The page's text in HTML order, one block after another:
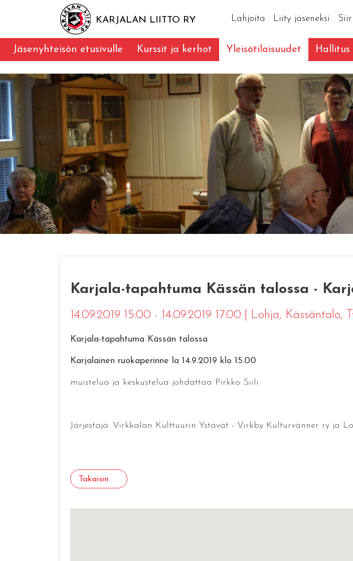
KARJALAN LIITTO RY Lahjoita Liity jäseneksi
Jäsenyhteisön etusivulle Kurssit ja kerhot Yleisötilaisuudet Hallitus
Karjala-tapahtuma Kässän talossa -
14.09.2019 15:00 - 14.09.2019 17:00 Lohja, Kässäntalo,
Karjala-tapahtuma Kässän talossa
Karjalainen ruokaperinne la 14.9.2019 klo 15.00
muistelua ja keskustelua johdattaa Pirkko Siili
Järjestäjä: Virkkalan Kulttuurin Ystävät - Virkby Kulturvänner ry ja
Takaisin